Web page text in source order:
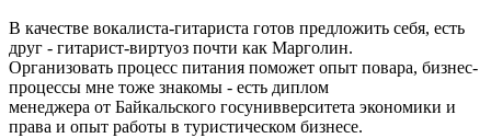
В качестве вокалиста-гитариста готов предложить себя, есть
друг - гитарист-виртуоз почти как Марголин.
Организовать процесс питания поможет опыт повара, бизнес-
процессы мне тоже знакомы - есть диплом
менеджера от Байкальского госунивверситета экономики и
права и опыт работы в туристическом бизнесе.